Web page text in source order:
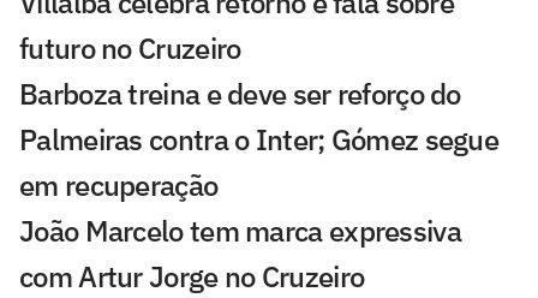
futuro no Cruzeiro
Barboza treina e deve ser reforço do
Palmeiras contra o Inter; Gómez segue
em recuperação
João Marcelo tem marca expressiva
com Artur Jorge no Cruzeiro